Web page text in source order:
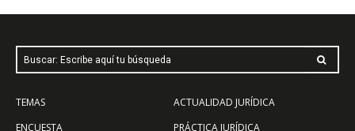
Buscar: Escribe aquí tu búsqueda
TEMAS
ENCUESTA
ACTUALIDAD JURÍDICA
PRÁCTICA JURÍDICA